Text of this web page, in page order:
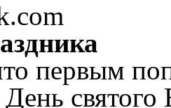
первым